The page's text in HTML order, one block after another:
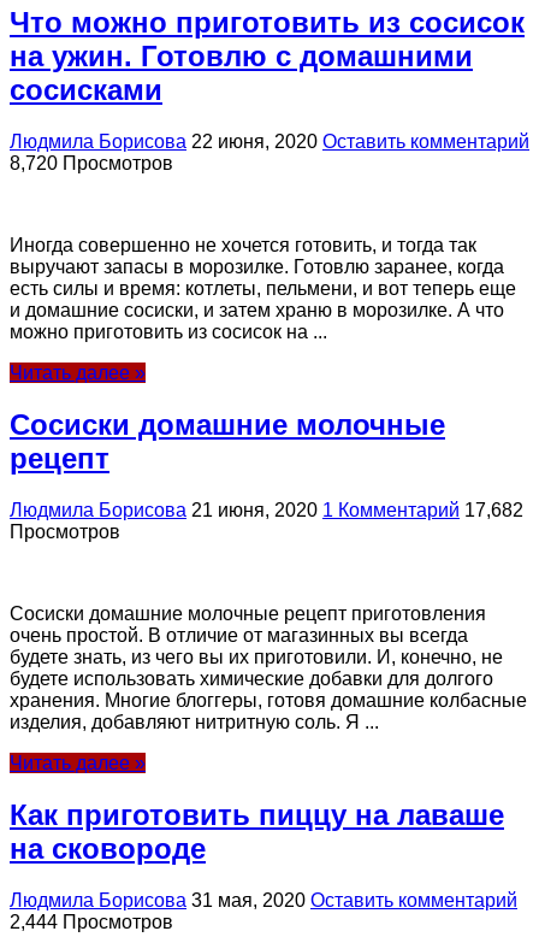
Что можно приготовить из сосисок
на ужин. Готовлю с домашними
сосисками
Людмила Борисова 22 июня, 2020 Оставить комментарий
8,720 Просмотров
Иногда совершенно не хочется готовить, и тогда так
выручают запасы в морозилке. Готовлю заранее, когда
есть силы и время: котлеты, пельмени, и вот теперь еще
и домашние сосиски, и затем храню в морозилке. А что
можно приготовить из сосисок на ...
Читать далее »
Сосиски домашние молочные
рецепт
Людмила Борисова 21 июня, 2020 1 Комментарий 17,682
Просмотров
Сосиски домашние молочные рецепт приготовления
очень простой. В отличие от магазинных вы всегда
будете знать, из чего вы их приготовили. И, конечно, не
будете использовать химические добавки для долгого
хранения. Многие блоггеры, готовя домашние колбасные
изделия, добавляют нитритную соль. Я ...
Читать далее »
Как приготовить пиццу на лаваше
на сковороде
Людмила Борисова 31 мая, 2020 Оставить комментарий
2,444 Просмотров